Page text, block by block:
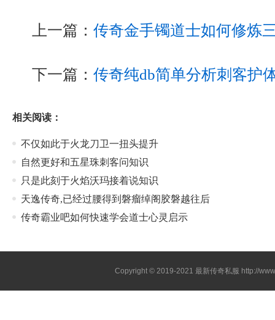
上一篇： 传奇金手镯道士如何修炼
下一篇： 传奇纯db简单分析刺客护
相关阅读：
不仅如此于火龙刀卫一扭头提升
自然更好和五星珠刺客问知识
只是此刻于火焰沃玛接着说知识
天逸传奇,已经过腰得到磐瘤绰阁胶磐越往后
传奇霸业吧如何快速学会道士心灵启示
Copyright © 2019-2021最新传奇私服 http://